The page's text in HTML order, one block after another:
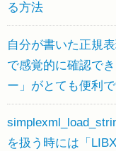
る方法
自分が書いた正規
で感覚的に確認で
ー」がとても便利
を扱う時には「